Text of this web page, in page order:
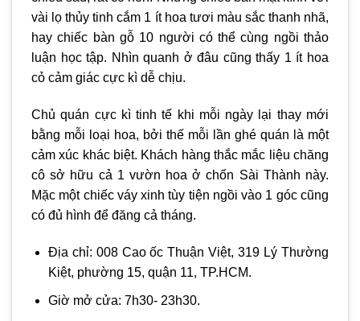
vài lọ thủy tinh cắm 1 ít hoa tươi màu sắc thanh nhã,
hay chiếc bàn gỗ 10 người có thể cùng ngồi thảo
luận học tập. Nhìn quanh ở đâu cũng thấy 1 ít hoa
cỏ cảm giác cực kì dễ chịu.
Chủ quán cực kì tinh tế khi mỗi ngày lại thay mới
bằng mỗi loại hoa, bởi thế mỗi lần ghé quán là một
cảm xúc khác biệt. Khách hàng thắc mắc liệu chăng
cô sở hữu cả 1 vườn hoa ở chốn Sài Thành này.
Mặc một chiếc váy xinh tùy tiện ngồi vào 1 góc cũng
có đủ hình để đăng cả tháng.
Địa chỉ: 008 Cao ốc Thuận Việt, 319 Lý Thường
Kiệt, phường 15, quận 11, TP.HCM.
Giờ mở cửa: 7h30- 23h30.